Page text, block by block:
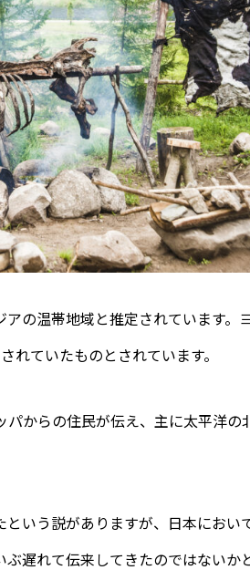
の温帯地域と推定されています。
れていたものとされています。
パからの住民が伝え、主に太平洋の
いう説がありますが、日本におい
遅れて伝来してきたのではないか